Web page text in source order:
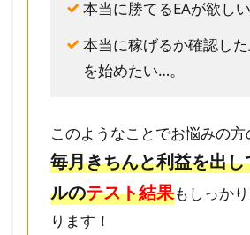
本当に勝てるEAが欲しい
本当に稼げるか確認し
を始めたい…。
このようなことでお悩みの方
毎月きちんと利益を出
ルのテスト結果もしっか
ります！